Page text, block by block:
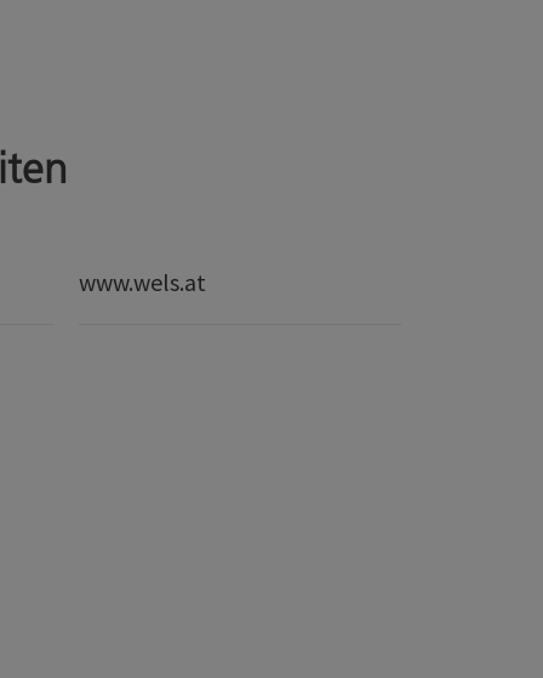
www.wels.at